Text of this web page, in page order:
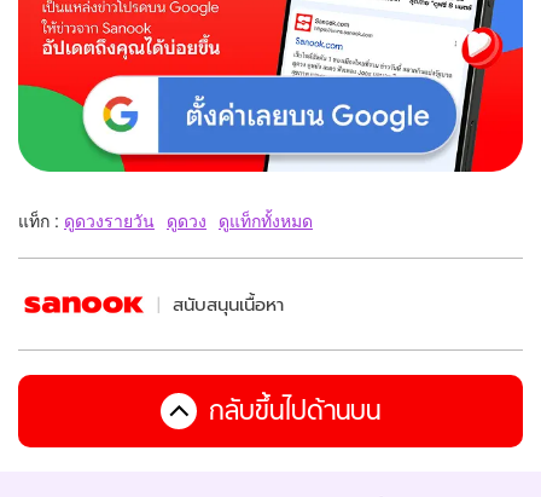
แท็ก : ดูดวงรายวัน ดูดวง ดูแท็กทั้งหมด
สนับสนุนเนื้อหา
กลับขึ้นไปด้านบน